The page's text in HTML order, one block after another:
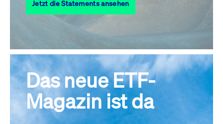
31
Alle Events
Jetzt die Statements ansehen
Das neue ETF-
Magazin ist da